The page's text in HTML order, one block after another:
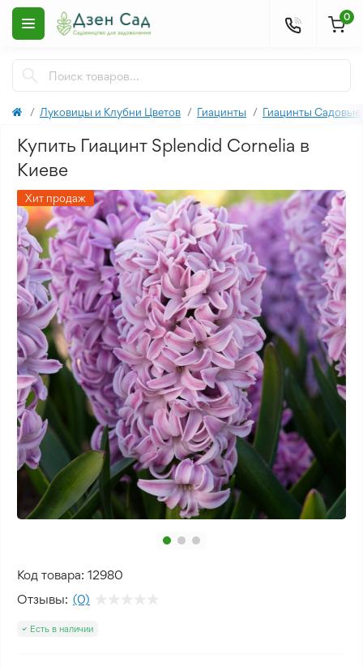
0
Луковицы и Клубни Цветов Гиацинты Гиацинты Садовые
Купить Гиацинт Splendid Cornelia в
Киеве
Хит продаж
Код товара: 12980
Отзывы: (0)
Есть в наличии